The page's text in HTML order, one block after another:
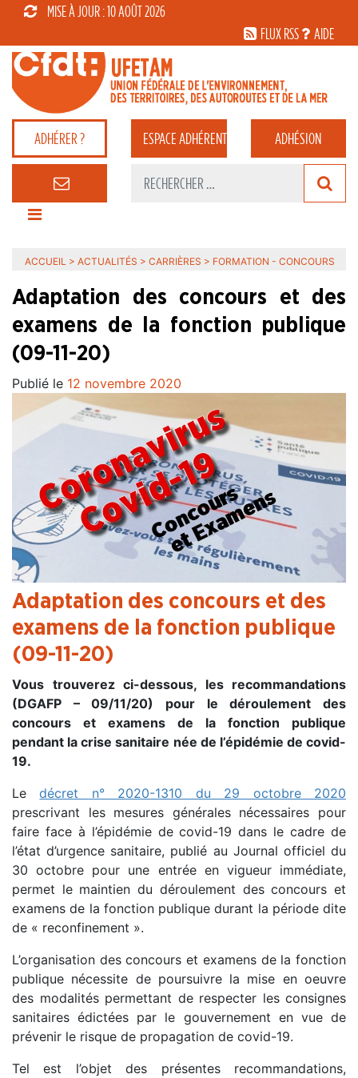
MISE À JOUR : 10 AOÛT 2026
FLUX RSS
AIDE
ADHÉRER ? ESPACEADHÉRENT ADHÉSION
ACCUEIL > ACTUALITÉS > CARRIÈRES > FORMATION - CONCOURS
Adaptation des concours et des
examens de la fonction publique
(09-11-20)
Publié le 12 novembre 2020
Adaptation des concours et des
examens de la fonction publique
(09-11-20)
Vous trouverez ci-dessous, les recommandations
(DGAFP – 09/11/20) pour le déroulement des
concours et examens de la fonction publique
pendant la crise sanitaire née de l’épidémie de covid-
19.
Ledécret n° 2020-1310 du 29 octobre 2020
prescrivant les mesures générales nécessaires pour
faire face à l’épidémie de covid-19 dans le cadre de
l’état d’urgence sanitaire, publié au Journal officiel du
30 octobre pour une entrée en vigueur immédiate,
permet le maintien du déroulement des concours et
examens de la fonction publique durant la période dite
de « reconfinement ».
L’organisation des concours et examens de la fonction
publique nécessite de poursuivre la mise en oeuvre
des modalités permettant de respecter les consignes
sanitaires édictées par le gouvernement en vue de
prévenir le risque de propagation de covid-19.
Tel est l’objet des présentes recommandations,